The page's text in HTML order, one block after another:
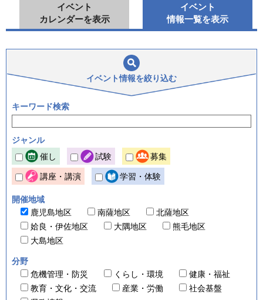
イベント
カレンダーを表示
イベント
情報一覧を表示
イベント情報を絞り込む
キーワード検索
ジャンル
催し
試験 募集
講座・講演 学習・体験
開催地域
鹿児島地区
南薩地区
北薩地区
姶良・伊佐地区
大隅地区
熊毛地区
大島地区
分野
危機管理・防災
くらし・環境
健康・福祉
教育・文化・交流
産業・労働
社会基盤